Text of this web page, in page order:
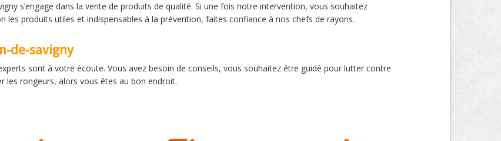
s’engage dans la vente de produits de qualité. Si une fois notre intervention, vous souhaitez
les produits utiles et indispensables à la prévention, faites confiance à nos chefs de rayons.
de-savigny
sont à votre écoute. Vous avez besoin de conseils, vous souhaitez être guidé pour lutter contre
les rongeurs, alors vous êtes au bon endroit.